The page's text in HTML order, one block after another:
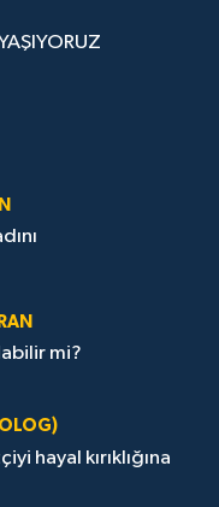
mi?
hayal kırıklığına